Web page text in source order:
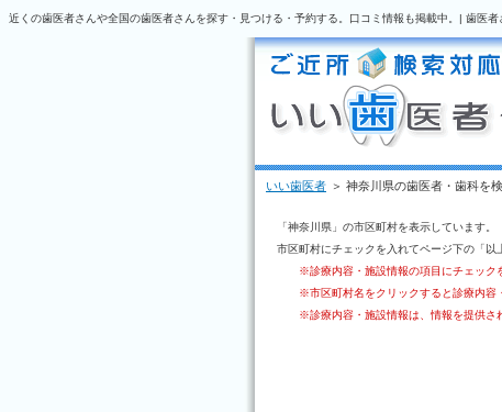
近くの歯医者さんや全国の歯医者さんを探す・見つける・予約する。口コミ情報も掲載中。| 歯医者
いい歯医者 ＞ 神奈川県の歯医者・歯科を
「神奈川県」の市区町村を表示しています。
市区町村にチェックを入れてページ下の「以
※診療内容・施設情報の項目にチェック
※市区町村名をクリックすると診療内容
※診療内容・施設情報は、情報を提供さ